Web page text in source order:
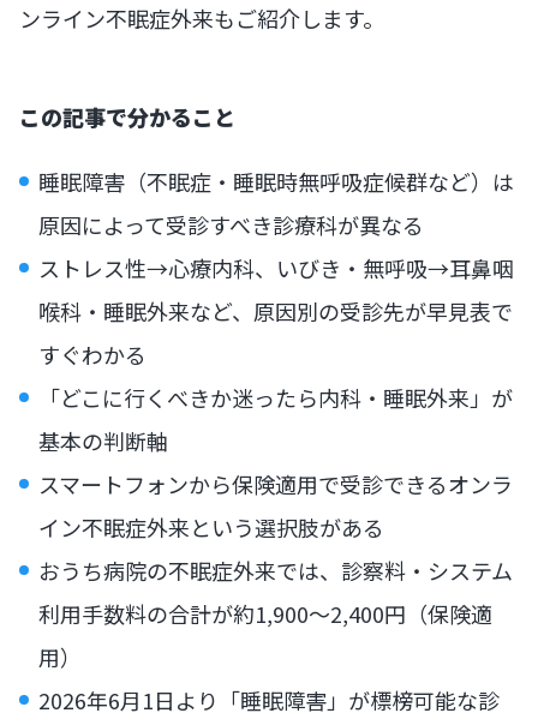
ンライン不眠症外来もご紹介します。
この記事で分かること
睡眠障害（不眠症・睡眠時無呼吸症候群など）は
原因によって受診すべき診療科が異なる
ストレス性→心療内科、いびき・無呼吸→耳鼻咽
喉科・睡眠外来など、原因別の受診先が早見表で
すぐわかる
「どこに行くべきか迷ったら内科・睡眠外来」が
基本の判断軸
スマートフォンから保険適用で受診できるオンラ
イン不眠症外来という選択肢がある
おうち病院の不眠症外来では、診察料・システム
利用手数料の合計が約1,900〜2,400円（保険適
用）
2026年6月1日より「睡眠障害」が標榜可能な診